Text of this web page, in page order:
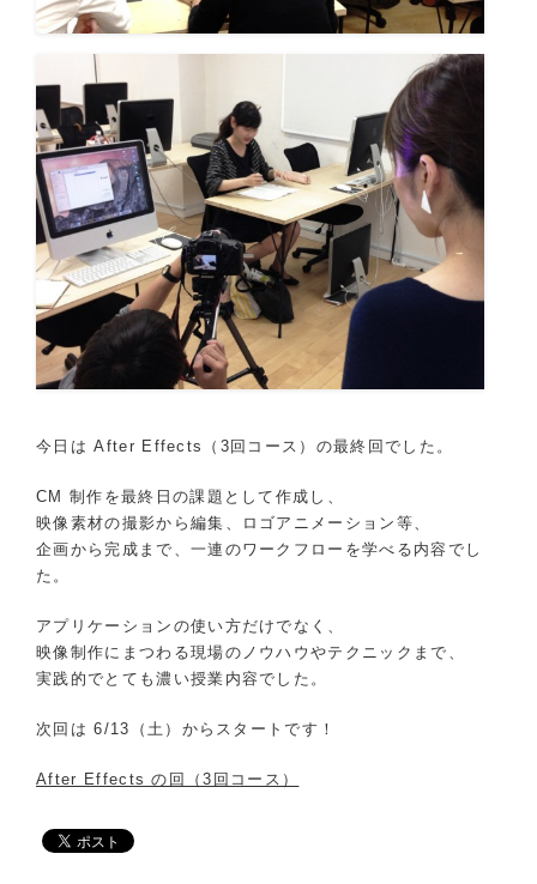
今日は After Effects（3回コース）の最終回でした。
CM 制作を最終日の課題として作成し、
映像素材の撮影から編集、ロゴアニメーション等、
企画から完成まで、一連のワークフローを学べる内容でし
た。
アプリケーションの使い方だけでなく、
映像制作にまつわる現場のノウハウやテクニックまで、
実践的でとても濃い授業内容でした。
次回は 6/13（土）からスタートです！
After Effects の回（3回コース）